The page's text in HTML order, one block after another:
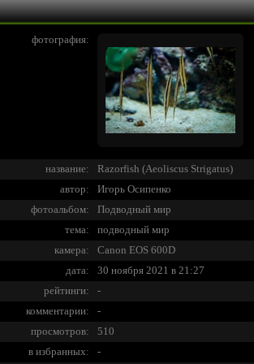
фотография:
название:
Razorfish (Aeoliscus Strigatus)
автор:
Игорь Осипенко
фотоальбом:
Подводный мир
тема:
подводный мир
камера:
Canon EOS 600D
дата:
30 ноября 2021 в 21:27
рейтинги:
-
комментарии:
-
просмотров:
510
в избранных:
-